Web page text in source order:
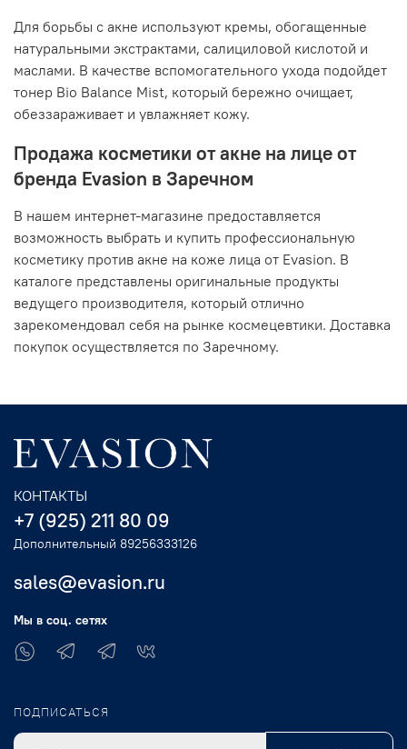
Для борьбы с акне используют кремы, обогащенные
натуральными экстрактами, салициловой кислотой и
маслами. В качестве вспомогательного ухода подойдет
тонер Bio Balance Mist, который бережно очищает,
обеззараживает и увлажняет кожу.
Продажа косметики от акне на лице от
бренда Evasion в Заречном
В нашем интернет-магазине предоставляется
возможность выбрать и купить профессиональную
косметику против акне на коже лица от Evasion. В
каталоге представлены оригинальные продукты
ведущего производителя, который отлично
зарекомендовал себя на рынке космецевтики. Доставка
покупок осуществляется по Заречному.
КОНТАКТЫ
+7 (925) 211 80 09
Дополнительный 89256333126
sales@evasion.ru
Мы в соц. сетях
ПОДПИСАТЬСЯ